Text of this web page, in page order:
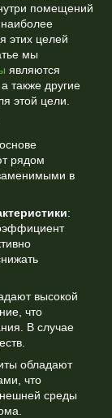
помещений
этих целей
мы
являются
также другие
этой цели.
рядом
в
:
высокой
что
В случае
обладают
что
среды